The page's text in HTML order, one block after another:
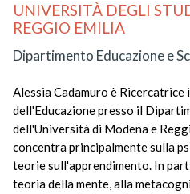
UNIVERSITÀ DEGLI
REGGIO EMILIA
Dipartimento Educazione e
Alessia Cadamuro è
dell'Educazione presso il
dell'Università di Modena e
concentra principalmente sulla
teorie sull'apprendimento. In
teoria della mente, alla